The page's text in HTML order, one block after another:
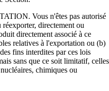
Vous n'êtes pas autorisé
directement ou
directement associé à ce
relatives à l'exportation ou (b)
fins interdites par ces lois
sans que ce soit limitatif, celles
chimiques ou